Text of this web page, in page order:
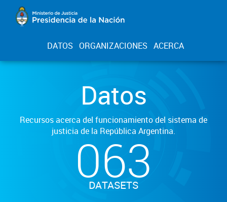
DATOS ORGANIZACIONES ACERCA
Datos
Recursos acerca del funcionamiento del sistema de
justicia de la República Argentina.
063
DATASETS